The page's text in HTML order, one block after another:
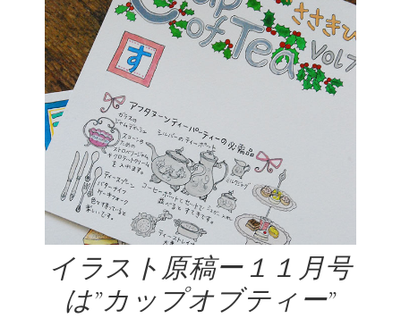
イラスト原稿ー１１月号
は”カップオブティー”